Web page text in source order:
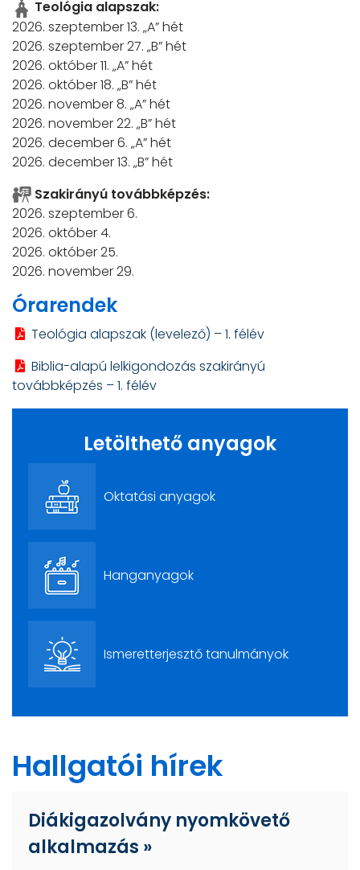
Teológia alapszak:
2026. szeptember 13. „A” hét
2026. szeptember 27. „B” hét
2026. október 11. „A” hét
2026. október 18. „B” hét
2026. november 8. „A” hét
2026. november 22. „B” hét
2026. december 6. „A” hét
2026. december 13. „B” hét
Szakirányú továbbképzés:
2026. szeptember 6.
2026. október 4.
2026. október 25.
2026. november 29.
Órarendek
Teológia alapszak (levelező) – 1. félév
Biblia-alapú lelkigondozás szakirányú
továbbképzés – 1. félév
Letölthető anyagok
Oktatási anyagok
Hanganyagok
Ismeretterjesztő tanulmányok
Hallgatói hírek
Diákigazolvány nyomkövető
alkalmazás